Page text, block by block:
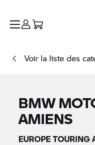
Voir la liste des
BMW
AMIENS
EUROPE TOURING